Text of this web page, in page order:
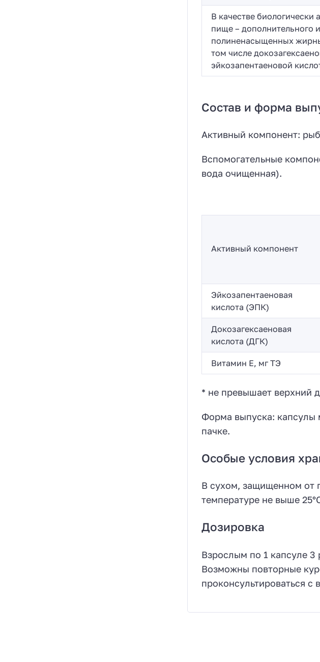
В качестве биологически
пище – дополнительного
полиненасыщенных
том числе
эйкозапентаеновой
Состав и форма
Активный компонент:
Вспомогательные
вода очищенная).
Активный компонент
Эйкозапентаеновая
кислота (ЭПК)
Докозагексаеновая
кислота (ДГК)
Витамин E, мг ТЭ
* не превышает верхний
Форма выпуска: капсулы
пачке.
Особые условия
В сухом, защищенном от
температуре не выше
Дозировка
Взрослым по 1 капсуле 3
Возможны повторные
проконсультироваться с